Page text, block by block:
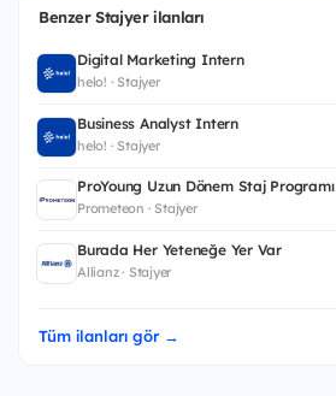
Benzer Stajyer ilanları
Digital Marketing Intern
helo! · Stajyer
Business Analyst Intern
helo! · Stajyer
ProYoung Uzun Dönem Staj Programı
Prometeon · Stajyer
Burada Her Yeteneğe Yer Var
Allianz · Stajyer
Tüm ilanları gör →